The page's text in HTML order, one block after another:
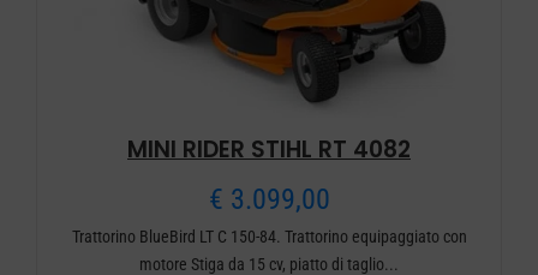
MINI RIDER STIHL RT 4082
€ 3.099,00
Trattorino BlueBird LT C 150-84. Trattorino equipaggiato con
motore Stiga da 15 cv, piatto di taglio...